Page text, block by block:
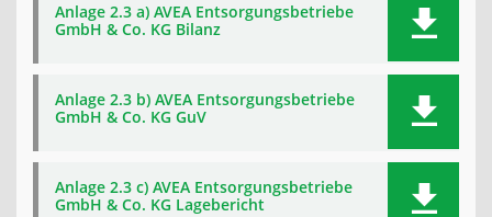
Anlage 2.3 a) AVEA Entsorgungsbetriebe
GmbH & Co. KG Bilanz
Anlage 2.3 b) AVEA Entsorgungsbetriebe
GmbH & Co. KG GuV
Anlage 2.3 c) AVEA Entsorgungsbetriebe
GmbH & Co. KG Lagebericht